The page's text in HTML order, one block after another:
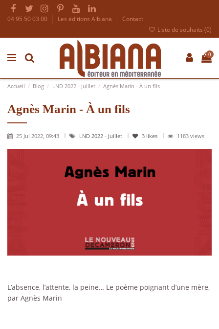
04 95 50 03 00 Les éditions Albiana
Contact
Liste de souhaits (0)
0
Accueil Blog LND 2022 - Juillet Agnès Marin - À un fils
Agnès Marin - À un fils
25 Jul 2022, 09:43 LND 2022 - Juillet 3 likes 1183 views
L’absence, l’attente, la peine… Le poème poignant d’une mère,
par Agnès Marin